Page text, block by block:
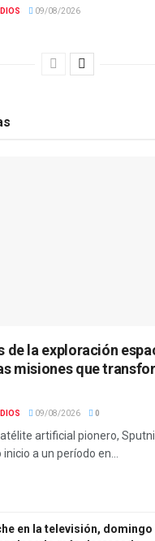
09/08/2026
de la exploración
misiones que
09/08/2026 0
artificial pionero,
a un período en...
en la televisión,